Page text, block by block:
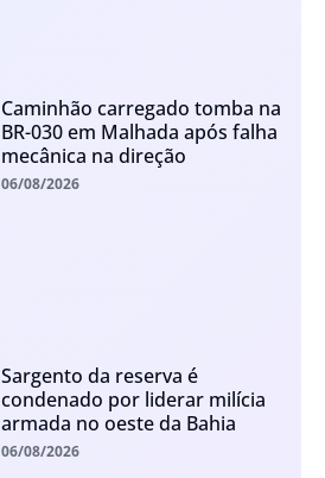
Caminhão carregado tomba na
BR-030 em Malhada após falha
mecânica na direção
06/08/2026
Sargento da reserva é
condenado por liderar milícia
armada no oeste da Bahia
06/08/2026